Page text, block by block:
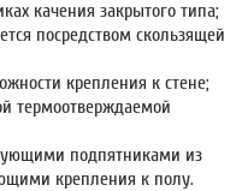
качения закрытого типа;
посредством скользящей
крепления к стене;
термоотверждаемой
подпятниками из
крепления к полу.